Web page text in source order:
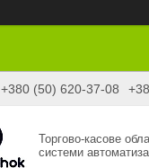
+380 (50) 620-37-08
Торгово-касове
системи